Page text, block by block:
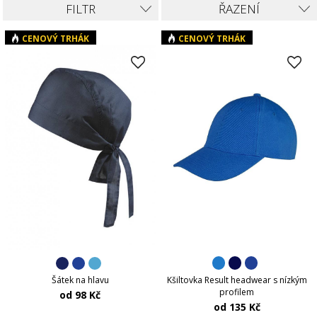
ŘAZENÍ
FILTR
CENOVÝ TRHÁK
Šátek na hlavu
od 98 Kč
CENOVÝ TRHÁK
Kšiltovka Result headwear s nízkým
profilem
od 135 Kč